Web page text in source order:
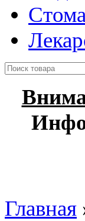
Главная